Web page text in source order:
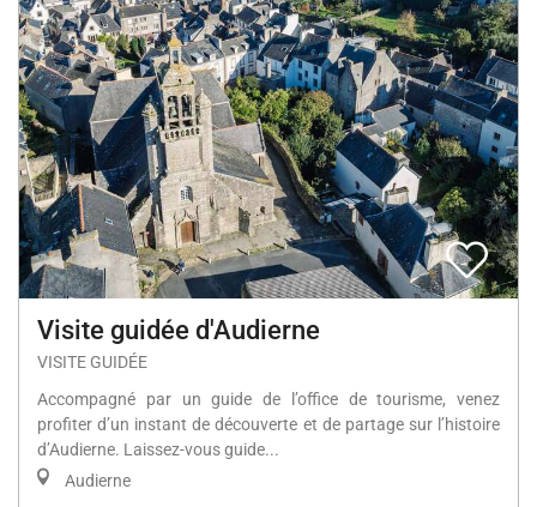
Visite guidée d'Audierne
VISITE GUIDÉE
Accompagné par un guide de l’office de tourisme, venez
profiter d’un instant de découverte et de partage sur l’histoire
d’Audierne. Laissez-vous guide...
Audierne